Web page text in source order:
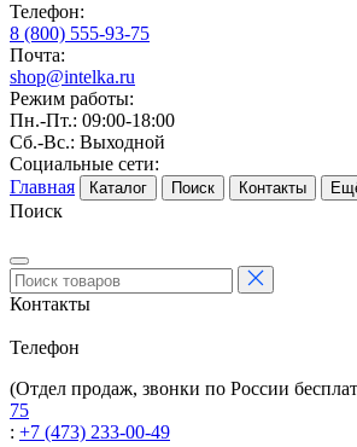
Телефон:
8 (800) 555-93-75
Почта:
shop@intelka.ru
Режим работы:
Пн.-Пт.: 09:00-18:00
Сб.-Вс.: Выходной
Социальные сети:
Главная
Каталог Поиск Контакты
Поиск
Контакты
Телефон
(Отдел продаж, звонки по России
75
: +7 (473) 233-00-49